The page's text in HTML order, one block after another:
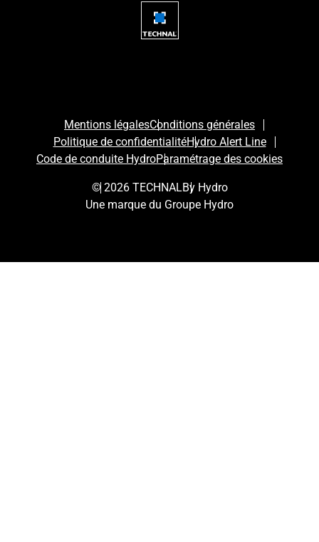
Mentions légalesConditions générales
Politique de confidentialitéHydro Alert Line
Code de conduite HydroParamétrage des cookies
© 2026 TECHNALBy Hydro
Une marque du Groupe Hydro